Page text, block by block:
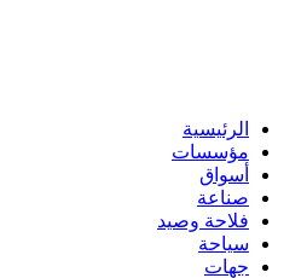
الرئيسية
مؤسسات
أسواق
صناعة
فلاحة وصيد
سياحة
جهات